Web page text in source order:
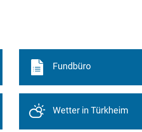
Fundbüro
Wetter in Türkheim